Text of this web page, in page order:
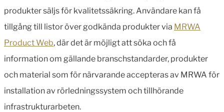
produkter säljs för kvalitetssäkring. Användare kan få
tillgång till listor över godkända produkter via MRWA
Product Web, där det är möjligt att söka och få
information om gällande branschstandarder, produkter
och material som för närvarande accepteras av MRWA för
installation av rörledningssystem och tillhörande
infrastrukturarbeten.